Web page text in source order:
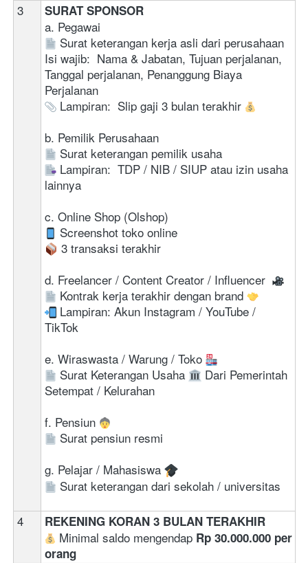
3
SURAT SPONSOR
a. Pegawai
Surat keterangan kerja asli dari perusahaan
Isi wajib:  Nama & Jabatan, Tujuan perjalanan,
Tanggal perjalanan, Penanggung Biaya
Perjalanan
Lampiran:  Slip gaji 3 bulan terakhir
b. Pemilik Perusahaan
Surat keterangan pemilik usaha
Lampiran:  TDP / NIB / SIUP atau izin usaha
lainnya
c. Online Shop (Olshop)
Screenshot toko online
3 transaksi terakhir
d. Freelancer / Content Creator / Influencer
Kontrak kerja terakhir dengan brand
Lampiran: Akun Instagram / YouTube /
TikTok
e. Wiraswasta / Warung / Toko
Surat Keterangan Usaha
Dari Pemerintah
Setempat / Kelurahan
f. Pensiun
Surat pensiun resmi
g. Pelajar / Mahasiswa
Surat keterangan dari sekolah / universitas
4 REKENING KORAN 3 BULAN TERAKHIR
Minimal saldo mengendap Rp 30.000.000 per
orang